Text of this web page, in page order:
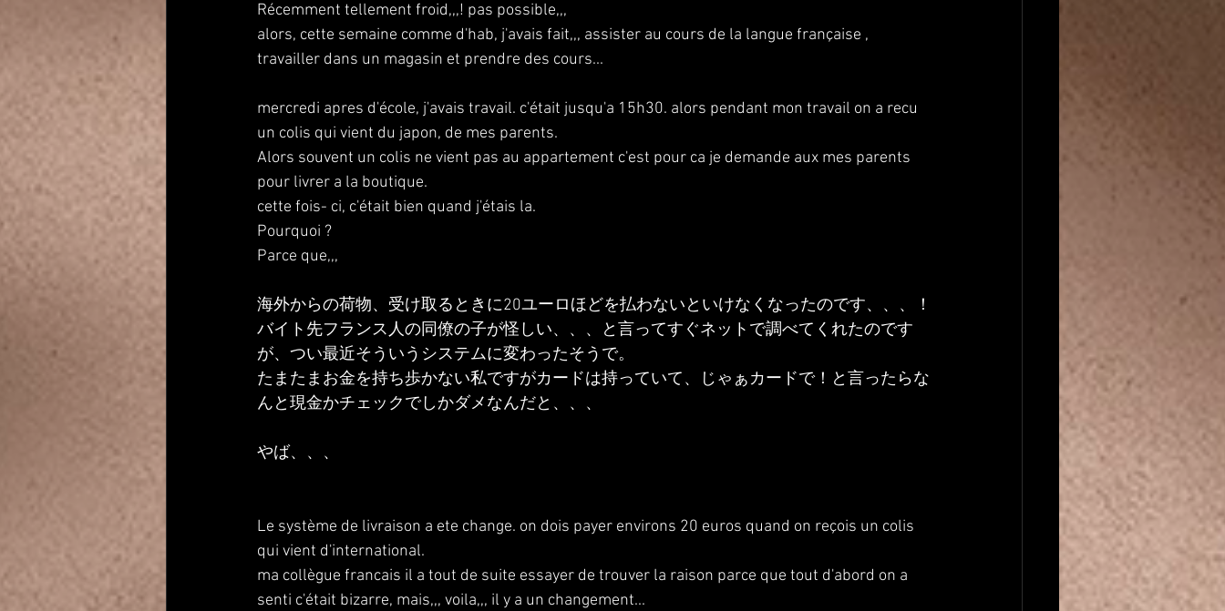
Récemment tellement froid,,,! pas possible,,,
alors, cette semaine comme d'hab, j'avais fait,,, assister au cours de la langue française ,
travailler dans un magasin et prendre des cours...
mercredi apres d'école, j'avais travail. c'était jusqu'a 15h30. alors pendant mon travail on a recu
un colis qui vient du japon, de mes parents.
Alors souvent un colis ne vient pas au appartement c'est pour ca je demande aux mes parents
pour livrer a la boutique.
cette fois- ci, c'était bien quand j'étais la.
Pourquoi ?
Parce que,,,
海外からの荷物、受け取るときに20ユーロほどを払わないといけなくなったのです、、、！
バイト先フランス人の同僚の子が怪しい、、、と言ってすぐネットで調べてくれたのです
が、つい最近そういうシステムに変わったそうで。
たまたまお金を持ち歩かない私ですがカードは持っていて、じゃぁカードで！と言ったらな
んと現金かチェックでしかダメなんだと、、、
やば、、、
Le système de livraison a ete change. on dois payer environs 20 euros quand on reçois un colis
qui vient d'international.
ma collègue francais il a tout de suite essayer de trouver la raison parce que tout d'abord on a
senti c'était bizarre, mais,,, voila,,, il y a un changement...